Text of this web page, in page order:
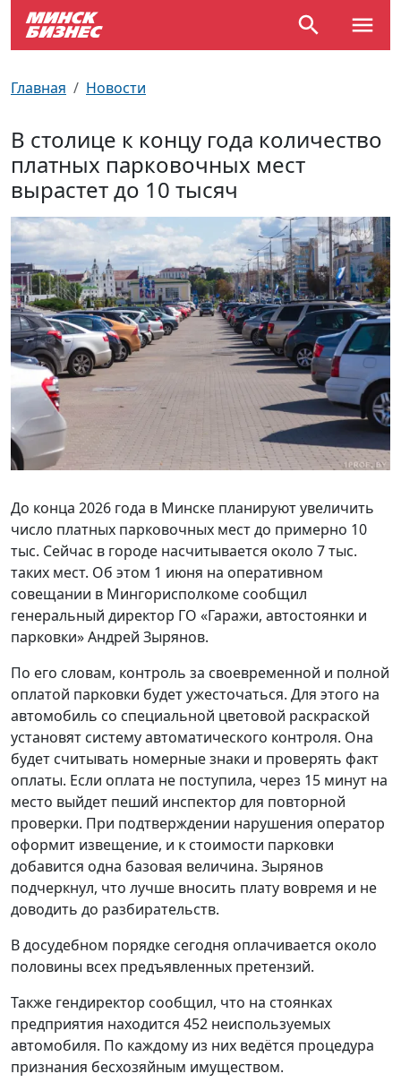
Главная Новости
В столице к концу года количество
платных парковочных мест
вырастет до 10 тысяч
До конца 2026 года в Минске планируют увеличить
число платных парковочных мест до примерно 10
тыс. Сейчас в городе насчитывается около 7 тыс.
таких мест. Об этом 1 июня на оперативном
совещании в Мингорисполкоме сообщил
генеральный директор ГО «Гаражи, автостоянки и
парковки» Андрей Зырянов.
По его словам, контроль за своевременной и полной
оплатой парковки будет ужесточаться. Для этого на
автомобиль со специальной цветовой раскраской
установят систему автоматического контроля. Она
будет считывать номерные знаки и проверять факт
оплаты. Если оплата не поступила, через 15 минут на
место выйдет пеший инспектор для повторной
проверки. При подтверждении нарушения оператор
оформит извещение, и к стоимости парковки
добавится одна базовая величина. Зырянов
подчеркнул, что лучше вносить плату вовремя и не
доводить до разбирательств.
В досудебном порядке сегодня оплачивается около
половины всех предъявленных претензий.
Также гендиректор сообщил, что на стоянках
предприятия находится 452 неиспользуемых
автомобиля. По каждому из них ведётся процедура
признания бесхозяйным имуществом.
Возле метро
Почтовые индексы
Улицы Минска
Производственный календарь
Документы для ЗАГСа
Схема метро
Пробки на дорогах
Самолеты